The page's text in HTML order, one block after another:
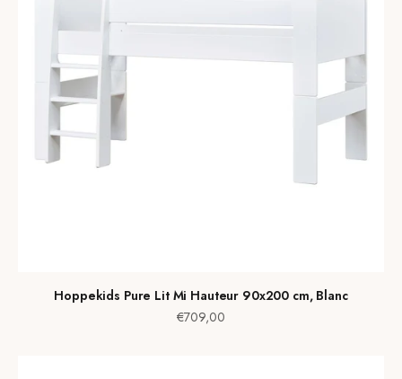
Hoppekids Pure Lit Mi Hauteur 90x200 cm, Blanc
Prix de vente
€709,00